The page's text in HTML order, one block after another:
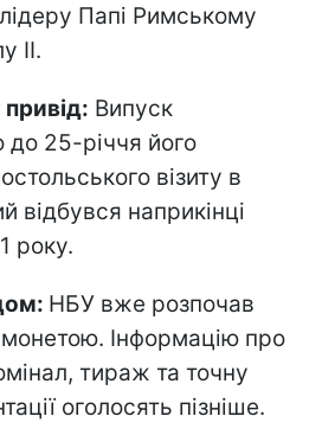
Папі Римському
II.
Випуск
до 25-річчя його
візиту в
відбувся наприкінці
року.
НБУ вже розпочав
Інформацію про
тираж та точну
оголосять пізніше.